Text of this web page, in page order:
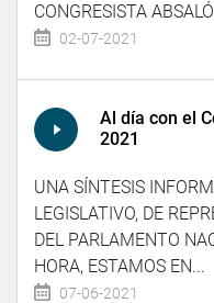
CONGRESISTA
02-07-2021
Al día con el
2021
UNA SÍNTESIS
LEGISLATIVO, DE
DEL PARLAMENTO
HORA, ESTAMOS EN...
07-06-2021